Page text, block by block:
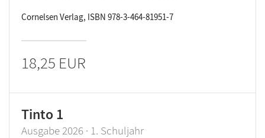
Cornelsen Verlag, ISBN 978-3-464-81951-7
18,25 EUR
Tinto 1
Ausgabe 2026 · 1. Schuljahr